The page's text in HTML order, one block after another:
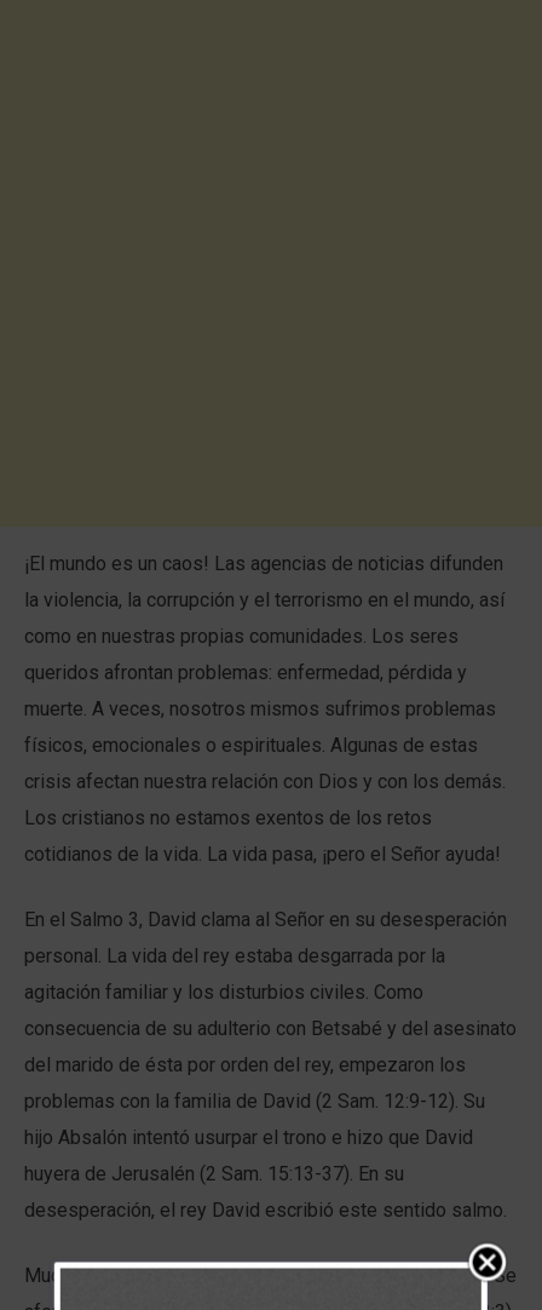
¡El mundo es un caos! Las agencias de noticias difunden
la violencia, la corrupción y el terrorismo en el mundo, así
como en nuestras propias comunidades. Los seres
queridos afrontan problemas: enfermedad, pérdida y
muerte. A veces, nosotros mismos sufrimos problemas
físicos, emocionales o espirituales. Algunas de estas
crisis afectan nuestra relación con Dios y con los demás.
Los cristianos no estamos exentos de los retos
cotidianos de la vida. La vida pasa, ¡pero el Señor ayuda!
En el Salmo 3, David clama al Señor en su desesperación
personal. La vida del rey estaba desgarrada por la
agitación familiar y los disturbios civiles. Como
consecuencia de su adulterio con Betsabé y del asesinato
del marido de ésta por orden del rey, empezaron los
problemas con la familia de David (2 Sam. 12:9-12). Su
hijo Absalón intentó usurpar el trono e hizo que David
huyera de Jerusalén (2 Sam. 15:13-37). En su
desesperación, el rey David escribió este sentido salmo.
Mucha gente se le opuso, pero David confiaba en Dios: Se